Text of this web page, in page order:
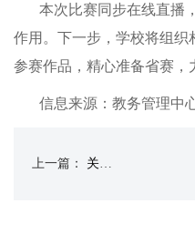
本次比赛同步在线直播
作用。下一步，学校将组
参赛作品，精心准备省赛，
信息来源：教务管理中
上一篇： 关于2025-2026学年第一学期放假和第二学期开学安排的通知